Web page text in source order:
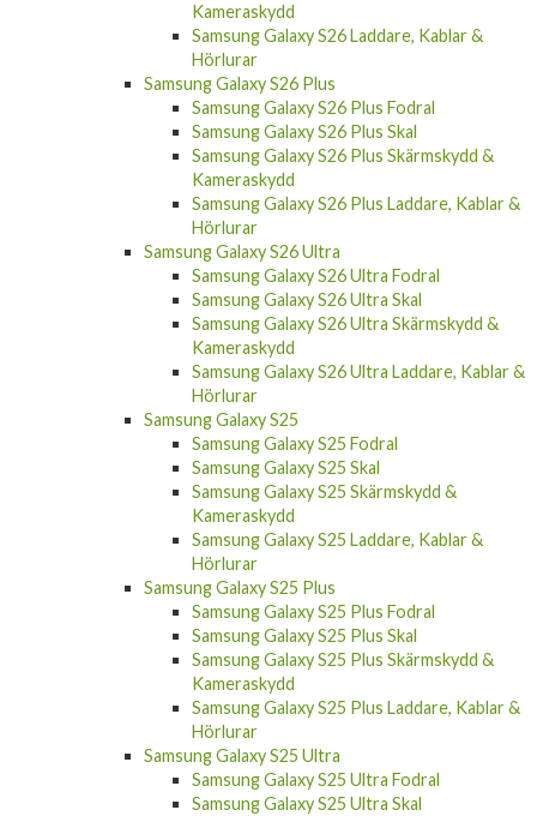
Kameraskydd
Samsung Galaxy S26 Laddare, Kablar &
Hörlurar
Samsung Galaxy S26 Plus
Samsung Galaxy S26 Plus Fodral
Samsung Galaxy S26 Plus Skal
Samsung Galaxy S26 Plus Skärmskydd &
Kameraskydd
Samsung Galaxy S26 Plus Laddare, Kablar &
Hörlurar
Samsung Galaxy S26 Ultra
Samsung Galaxy S26 Ultra Fodral
Samsung Galaxy S26 Ultra Skal
Samsung Galaxy S26 Ultra Skärmskydd &
Kameraskydd
Samsung Galaxy S26 Ultra Laddare, Kablar &
Hörlurar
Samsung Galaxy S25
Samsung Galaxy S25 Fodral
Samsung Galaxy S25 Skal
Samsung Galaxy S25 Skärmskydd &
Kameraskydd
Samsung Galaxy S25 Laddare, Kablar &
Hörlurar
Samsung Galaxy S25 Plus
Samsung Galaxy S25 Plus Fodral
Samsung Galaxy S25 Plus Skal
Samsung Galaxy S25 Plus Skärmskydd &
Kameraskydd
Samsung Galaxy S25 Plus Laddare, Kablar &
Hörlurar
Samsung Galaxy S25 Ultra
Samsung Galaxy S25 Ultra Fodral
Samsung Galaxy S25 Ultra Skal